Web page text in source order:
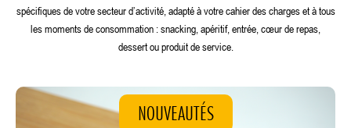
spécifiques de votre secteur d’activité, adapté à votre cahier des charges et à tous
les moments de consommation : snacking, apéritif, entrée, cœur de repas,
dessert ou produit de service.
NOUVEAUTÉS